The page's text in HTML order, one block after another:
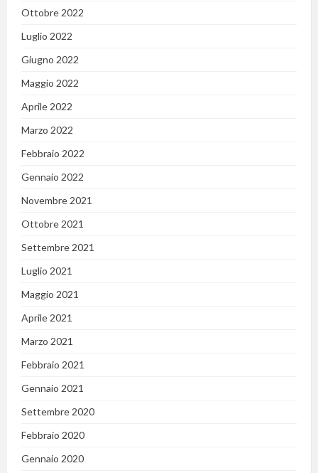
Ottobre 2022
Luglio 2022
Giugno 2022
Maggio 2022
Aprile 2022
Marzo 2022
Febbraio 2022
Gennaio 2022
Novembre 2021
Ottobre 2021
Settembre 2021
Luglio 2021
Maggio 2021
Aprile 2021
Marzo 2021
Febbraio 2021
Gennaio 2021
Settembre 2020
Febbraio 2020
Gennaio 2020